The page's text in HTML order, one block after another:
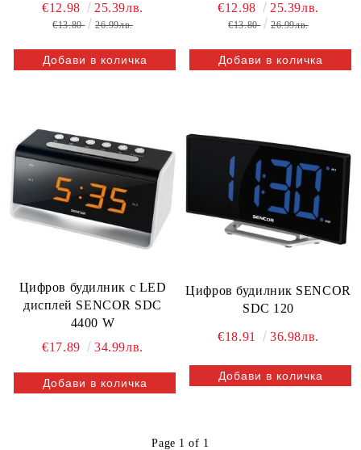
€12.98 25.39лв.
€13.80 26.99лв.
€12.98 25.39лв.
€13.80 26.99лв.
Цифров будилник с LED
дисплей SENCOR SDC
4400 W
€17.89
34.99лв.
Цифров будилник SENCOR
SDC 120
€18.91 36.98лв.
Page 1 of 1